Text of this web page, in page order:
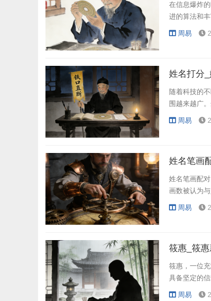
在信息爆炸
进的算法和
周易
姓名打分
随着科技的
围越来越广
周易
姓名笔画
姓名笔画配
画数被认为
周易
筱惠_筱
筱惠，一位
具备坚定的
周易